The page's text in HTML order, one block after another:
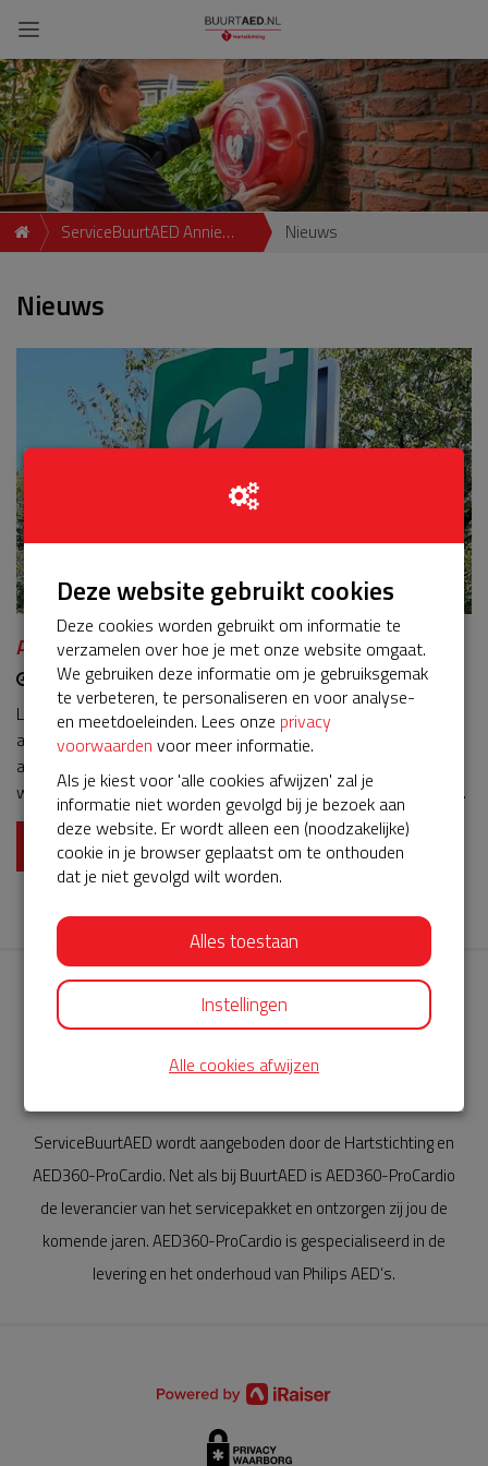
ServiceBuurtAED Annie
3137 TR, Vlaardingen
Nieuws
Nieuws
Aed Annie Romein-verschoorkade 29
05-04-2024 | 11:29
Lieve buurtjes we zijn vijf jaar verder in deze vijf jaar is onze
aed regelmatig opgeroepen om evt te gebruiken door
ambulance, het geeft een stuk veiliger gevoel. Daarom zetten
wij ons in om het onderhoudscontract te verlengen voor 5 jaar
doe jullie ook mee ? Wij danken jullie uit degrond van ons hart
Lees meer
AED360-ProCardio
ServiceBuurtAED wordt aangeboden door de Hartstichting en
AED360-ProCardio. Net als bij BuurtAED is AED360-ProCardio
de leverancier van het servicepakket en ontzorgen zij jou de
komende jaren. AED360-ProCardio is gespecialiseerd in de
levering en het onderhoud van Philips AED’s.
Deze website gebruikt cookies
Deze cookies worden gebruikt om informatie te
verzamelen over hoe je met onze website omgaat.
We gebruiken deze informatie om je gebruiksgemak
te verbeteren, te personaliseren en voor analyse-
en meetdoeleinden. Lees onze privacy
voorwaarden voor meer informatie.
Als je kiest voor 'alle cookies afwijzen' zal je
informatie niet worden gevolgd bij je bezoek aan
deze website. Er wordt alleen een (noodzakelijke)
cookie in je browser geplaatst om te onthouden
dat je niet gevolgd wilt worden.
Alles toestaan
Instellingen
Alle cookies afwijzen